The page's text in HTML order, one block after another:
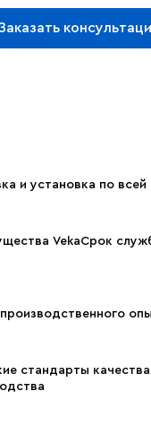
и установка по
VekaСрок
стандарты качества